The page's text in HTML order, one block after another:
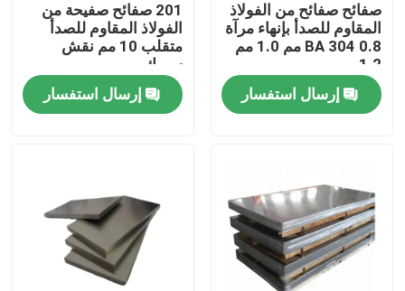
المنزل
فيديوهات
صفائح صفائح من الفولاذ
المقاوم للصدأ بإنهاء مرآة
BA 304 0.8 مم 1.0 مم
1.2 مم
إرسال استفسار
201 صفائح صفيحة من
الفولاذ المقاوم للصدأ
متقلب 10 مم نقش
سميك
إرسال استفسار